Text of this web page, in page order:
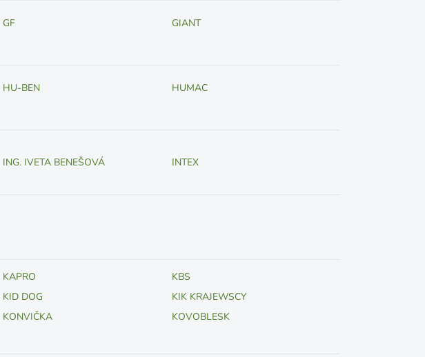
GF
GIANT
HU-BEN
HUMAC
ING. IVETA BENEŠOVÁ INTEX
KAPRO
KBS
KID DOG
KIK KRAJEWSCY
KONVIČKA
KOVOBLESK